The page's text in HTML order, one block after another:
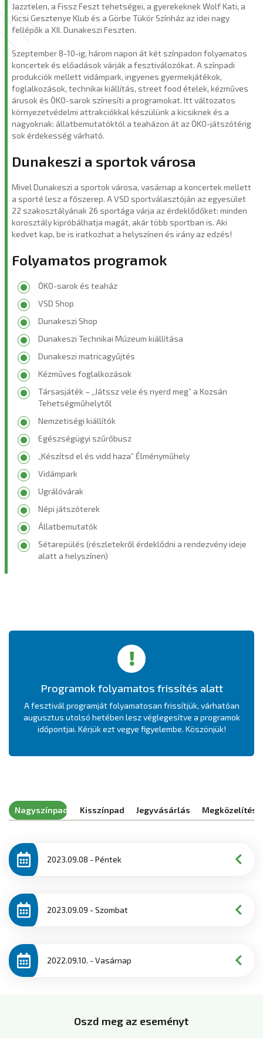
Jazztelen, a Fissz Feszt tehetségei, a gyerekeknek Wolf Kati, a
Kicsi Gesztenye Klub és a Görbe Tükör Színház az idei nagy
fellépők a XII. Dunakeszi Feszten.
Szeptember 8-10-ig, három napon át két színpadon folyamatos
koncertek és előadások várják a fesztiválozókat. A színpadi
produkciók mellett vidámpark, ingyenes gyermekjátékok,
foglalkozások, technikai kiállítás, street food ételek, kézműves
árusok és ÖKO-sarok színesíti a programokat. Itt változatos
környezetvédelmi attrakciókkal készülünk a kicsiknek és a
nagyoknak: állatbemutatóktól a teaházon át az ÖKO-játszótérig
sok érdekesség várható.
Dunakeszi a sportok városa
Mivel Dunakeszi a sportok városa, vasárnap a koncertek mellett
a sporté lesz a főszerep. A VSD sportválasztóján az egyesület
22 szakosztályának 26 sportága várja az érdeklődőket: minden
korosztály kipróbálhatja magát, akár több sportban is. Aki
kedvet kap, be is iratkozhat a helyszínen és irány az edzés!
Folyamatos programok
ÖKO-sarok és teaház
VSD Shop
Dunakeszi Shop
Dunakeszi Technikai Múzeum kiállítása
Dunakeszi matricagyűjtés
Kézműves foglalkozások
Társasjáték – „Játssz vele és nyerd meg” a Kozsán
Tehetségműhelytől
Nemzetiségi kiállítók
Egészségügyi szűrőbusz
„Készítsd el és vidd haza” Élményműhely
Vidámpark
Ugrálóvárak
Népi játszóterek
Állatbemutatók
Sétarepülés (részletekről érdeklődni a rendezvény ideje
alatt a helyszínen)
Programok folyamatos frissítés alatt
A fesztivál programját folyamatosan frissítjük, várhatóan
augusztus utolsó hetében lesz véglegesítve a programok
időpontjai. Kérjük ezt vegye figyelembe. Köszönjük!
Nagyszínpad Kisszínpad Jegyvásárlás Megközelítés
2023.09.08 - Péntek
2023.09.09 - Szombat
2022.09.10. - Vasárnap
Oszd meg az eseményt